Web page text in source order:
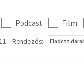
Podcast Film
Rendezés: Eladott